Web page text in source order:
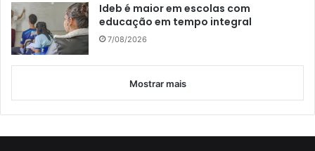
Ideb é maior em escolas com
educação em tempo integral
7/08/2026
Mostrar mais